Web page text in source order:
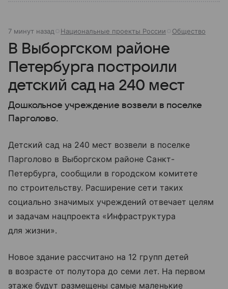
7 минут назад Национальные проекты России Общество
В Выборгском районе
Петербурга построили
детский сад на 240 мест
Дошкольное учреждение возвели в поселке
Парголово.
Детский сад на 240 мест возвели в поселке
Парголово в Выборгском районе Санкт-
Петербурга, сообщили в городском комитете
по строительству. Расширение сети таких
социально значимых учреждений отвечает целям
и задачам нацпроекта «Инфраструктура
для жизни».
Новое здание рассчитано на 12 групп детей
в возрасте от полутора до семи лет. На первом
этаже будут размещены самые маленькие